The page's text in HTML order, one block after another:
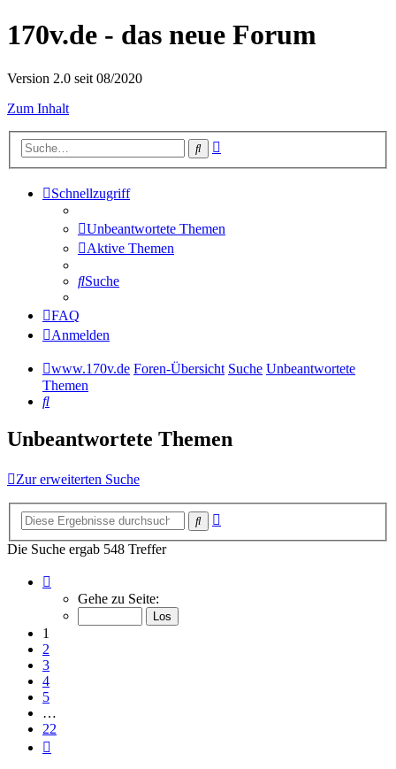
170v.de - das neue Forum
Version 2.0 seit 08/2020
Zum Inhalt
Suche
Schnellzugriff
Unbeantwortete Themen
Aktive Themen
Suche
FAQ
Anmelden
www.170v.de Foren-Übersicht Suche Unbeantwortete
Themen
Suche
Unbeantwortete Themen
Zur erweiterten Suche
Suche
Die Suche ergab 548 Treffer
von
Gehe zu Seite:
1
2
3
4
5
…
22